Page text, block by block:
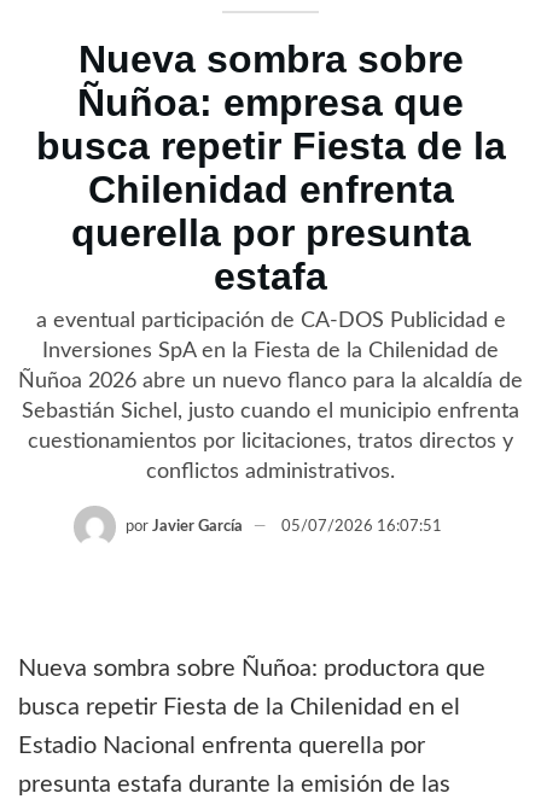
Nueva sombra sobre
Ñuñoa: empresa que
busca repetir Fiesta de la
Chilenidad enfrenta
querella por presunta
estafa
a eventual participación de CA-DOS Publicidad e
Inversiones SpA en la Fiesta de la Chilenidad de
Ñuñoa 2026 abre un nuevo flanco para la alcaldía de
Sebastián Sichel, justo cuando el municipio enfrenta
cuestionamientos por licitaciones, tratos directos y
conflictos administrativos.
por Javier García 05/07/2026 16:07:51
Nueva sombra sobre Ñuñoa: productora que
busca repetir Fiesta de la Chilenidad en el
Estadio Nacional enfrenta querella por
presunta estafa durante la emisión de las